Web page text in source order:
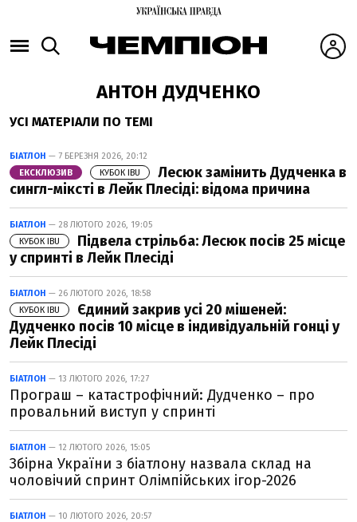
АНТОН ДУДЧЕНКО
УСІ МАТЕРІАЛИ ПО ТЕМІ
БІАТЛОН — 7 БЕРЕЗНЯ 2026, 20:12
ЕКСКЛЮЗИВ
КУБОК IBU
Лесюк замінить Дудченка в
сингл-міксті в Лейк Плесіді: відома причина
БІАТЛОН — 28 ЛЮТОГО 2026, 19:05
КУБОК IBU
Підвела стрільба: Лесюк посів 25 місце
у спринті в Лейк Плесіді
БІАТЛОН — 26 ЛЮТОГО 2026, 18:58
КУБОК IBU
Єдиний закрив усі 20 мішеней:
Дудченко посів 10 місце в індивідуальній гонці у
Лейк Плесіді
БІАТЛОН — 13 ЛЮТОГО 2026, 17:27
Програш – катастрофічний: Дудченко – про
провальний виступ у спринті
БІАТЛОН — 12 ЛЮТОГО 2026, 15:05
Збірна України з біатлону назвала склад на
чоловічий спринт Олімпійських ігор-2026
БІАТЛОН — 10 ЛЮТОГО 2026, 20:57